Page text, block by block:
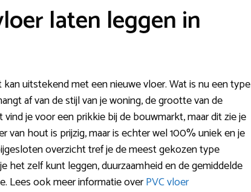
laten leggen in
uitstekend met een nieuwe vloer. Wat is nu een type
af van de stijl van je woning, de grootte van de
je voor een prikkie bij de bouwmarkt, maar dit zie je
van hout is prijzig, maar is echter wel 100% uniek en je
overzicht tref je de meest gekozen type
het zelf kunt leggen, duurzaamheid en de gemiddelde
Lees ook meer informatie overPVC vloer